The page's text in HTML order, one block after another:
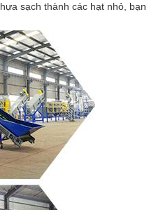
sạch thành các hạt nhỏ, bạn